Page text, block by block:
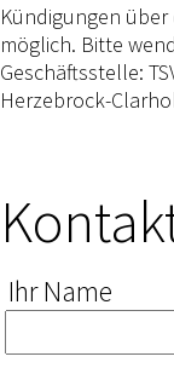
Kündigungen
möglich. Bitte
Geschäftsstelle:
Herzebrock-
Ihr Name